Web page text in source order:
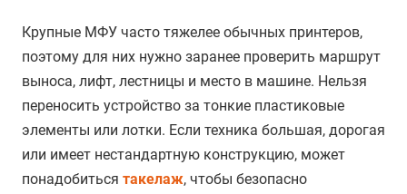
Крупные МФУ часто тяжелее обычных принтеров,
поэтому для них нужно заранее проверить маршрут
выноса, лифт, лестницы и место в машине. Нельзя
переносить устройство за тонкие пластиковые
элементы или лотки. Если техника большая, дорогая
или имеет нестандартную конструкцию, может
понадобиться такелаж, чтобы безопасно